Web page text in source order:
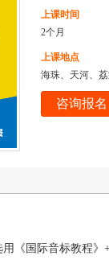
上课时间
2个月
上课地点
海珠、天河、
咨询报名
《国际音标教程